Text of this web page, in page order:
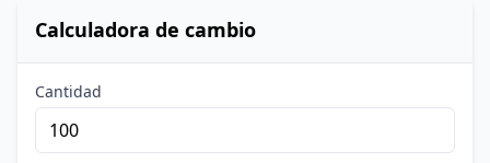
Calculadora de cambio
Cantidad